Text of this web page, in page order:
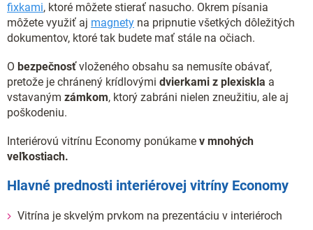
fixkami, ktoré môžete stierať nasucho. Okrem písania
môžete využiť aj magnety na pripnutie všetkých dôležitých
dokumentov, ktoré tak budete mať stále na očiach.
O bezpečnosťvloženého obsahu sa nemusíte obávať,
pretože je chránený krídlovými dvierkami z plexiskla a
vstavaným zámkom, ktorý zabráni nielen zneužitiu, ale aj
poškodeniu.
Interiérovú vitrínu Economy ponúkame v mnohých
veľkostiach.
Hlavné prednosti interiérovej vitríny Economy
Vitrína je skvelým prvkom na prezentáciu v interiéroch